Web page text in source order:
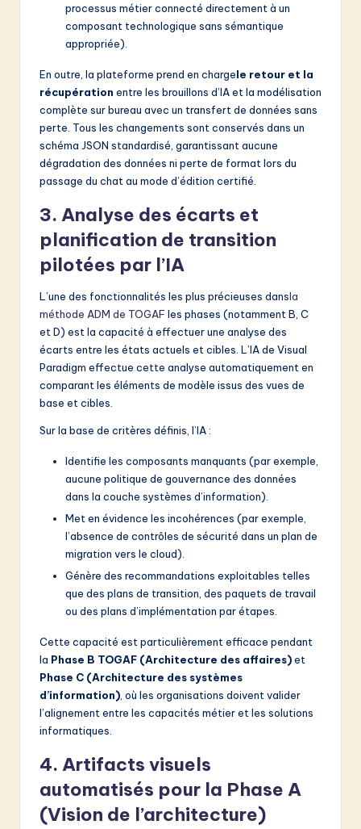
processus métier connecté directement à un
composant technologique sans sémantique
appropriée).
En outre, la plateforme prend en chargele retour et la
récupération entre les brouillons d’IA et la modélisation
complète sur bureau avec un transfert de données sans
perte. Tous les changements sont conservés dans un
schéma JSON standardisé, garantissant aucune
dégradation des données ni perte de format lors du
passage du chat au mode d’édition certifié.
3. Analyse des écarts et
planification de transition
pilotées par l’IA
L’une des fonctionnalités les plus précieuses dansla
méthode ADM de TOGAF les phases (notamment B, C
et D) est la capacité à effectuer une analyse des
écarts entre les états actuels et cibles. L’IA de Visual
Paradigm effectue cette analyse automatiquement en
comparant les éléments de modèle issus des vues de
base et cibles.
Sur la base de critères définis, l’IA :
Identifie les composants manquants (par exemple,
aucune politique de gouvernance des données
dans la couche systèmes d’information).
Met en évidence les incohérences (par exemple,
l’absence de contrôles de sécurité dans un plan de
migration vers le cloud).
Génère des recommandations exploitables telles
que des plans de transition, des paquets de travail
ou des plans d’implémentation par étapes.
Cette capacité est particulièrement efficace pendant
la Phase B TOGAF (Architecture des affaires)et
Phase C (Architecture des systèmes
d’information), où les organisations doivent valider
l’alignement entre les capacités métier et les solutions
informatiques.
4. Artifacts visuels
automatisés pour la Phase A
(Vision de l’architecture)